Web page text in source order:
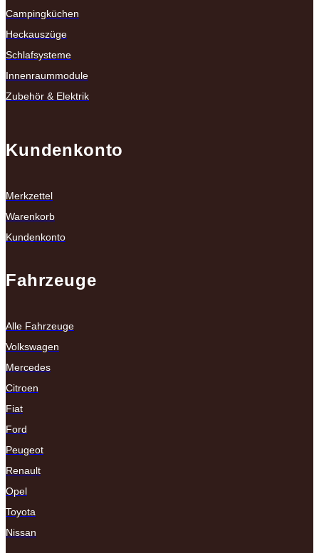
Campingküchen
Heckauszüge
Schlafsysteme
Innenraummodule
Zubehör & Elektrik
Kundenkonto
Merkzettel
Warenkorb
Kundenkonto
Fahrzeuge
Alle Fahrzeuge
Volkswagen
Mercedes
Citroen
Fiat
Ford
Peugeot
Renault
Opel
Toyota
Nissan